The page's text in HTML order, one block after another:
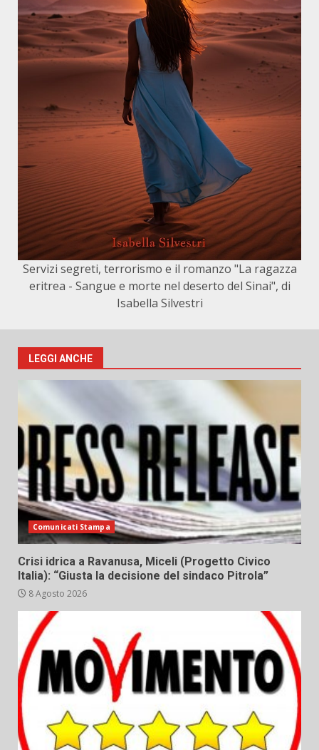
Servizi segreti, terrorismo e il romanzo "La ragazza
eritrea - Sangue e morte nel deserto del Sinai", di
Isabella Silvestri
LEGGI ANCHE
Comunicati Stampa
Crisi idrica a Ravanusa, Miceli (Progetto Civico
Italia): “Giusta la decisione del sindaco Pitrola”
8 Agosto 2026